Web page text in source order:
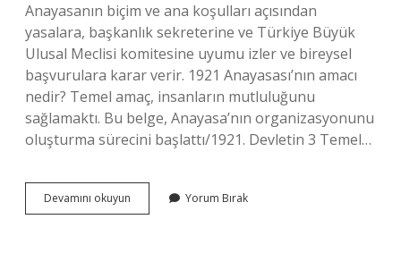
Anayasanın biçim ve ana koşulları açısından
yasalara, başkanlık sekreterine ve Türkiye Büyük
Ulusal Meclisi komitesine uyumu izler ve bireysel
başvurulara karar verir. 1921 Anayasası’nın amacı
nedir? Temel amaç, insanların mutluluğunu
sağlamaktı. Bu belge, Anayasa’nın organizasyonunu
oluşturma sürecini başlattı/1921. Devletin 3 Temel…
Devamını okuyun Anayasaların
Yapılış
Yorum Bırak